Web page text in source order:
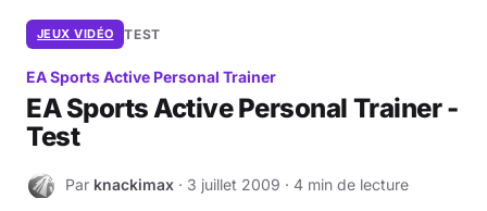
JEUX VIDÉO TEST
EA Sports Active Personal Trainer
EA Sports Active Personal Trainer -
Test
K Par knackimax · 3 juillet 2009 · 4 min de lecture